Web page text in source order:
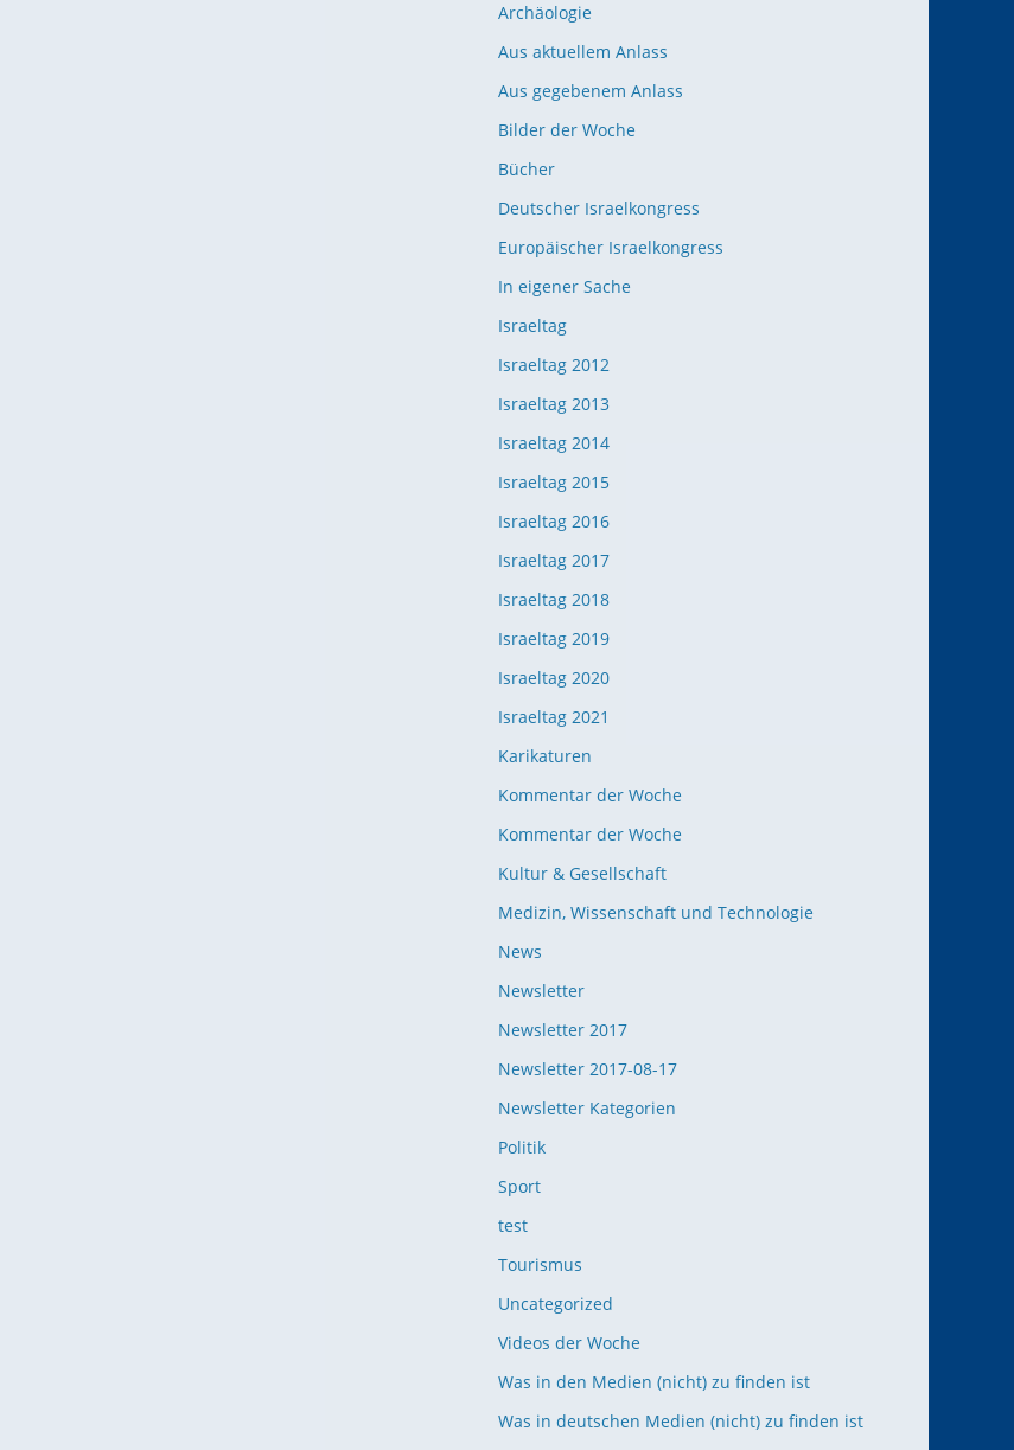
Archäologie
Aus aktuellem Anlass
Aus gegebenem Anlass
Bilder der Woche
Bücher
Deutscher Israelkongress
Europäischer Israelkongress
In eigener Sache
Israeltag
Israeltag 2012
Israeltag 2013
Israeltag 2014
Israeltag 2015
Israeltag 2016
Israeltag 2017
Israeltag 2018
Israeltag 2019
Israeltag 2020
Israeltag 2021
Karikaturen
Kommentar der Woche
Kommentar der Woche
Kultur & Gesellschaft
Medizin, Wissenschaft und Technologie
News
Newsletter
Newsletter 2017
Newsletter 2017-08-17
Newsletter Kategorien
Politik
Sport
test
Tourismus
Uncategorized
Videos der Woche
Was in den Medien (nicht) zu finden ist
Was in deutschen Medien (nicht) zu finden ist